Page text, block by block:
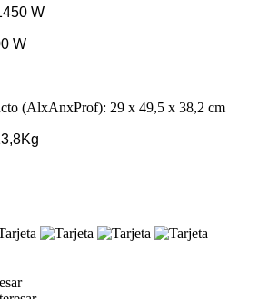
W
W
(AlxAnxProf): 29 x 49,5 x 38,2 cm